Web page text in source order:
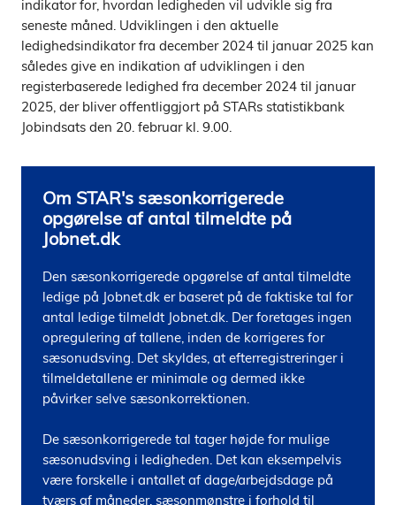
indikator for, hvordan ledigheden vil udvikle sig fra
seneste måned. Udviklingen i den aktuelle
ledighedsindikator fra december 2024 til januar 2025 kan
således give en indikation af udviklingen i den
registerbaserede ledighed fra december 2024 til januar
2025, der bliver offentliggjort på STARs statistikbank
Jobindsats den 20. februar kl. 9.00.
Om STAR's sæsonkorrigerede
opgørelse af antal tilmeldte på
Jobnet.dk
Den sæsonkorrigerede opgørelse af antal tilmeldte
ledige på Jobnet.dk er baseret på de faktiske tal for
antal ledige tilmeldt Jobnet.dk. Der foretages ingen
opregulering af tallene, inden de korrigeres for
sæsonudsving. Det skyldes, at efterregistreringer i
tilmeldetallene er minimale og dermed ikke
påvirker selve sæsonkorrektionen.
De sæsonkorrigerede tal tager højde for mulige
sæsonudsving i ledigheden. Det kan eksempelvis
være forskelle i antallet af dage/arbejdsdage på
tværs af måneder, sæsonmønstre i forhold til